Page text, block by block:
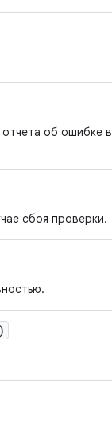
об ошибке в
сбоя проверки.